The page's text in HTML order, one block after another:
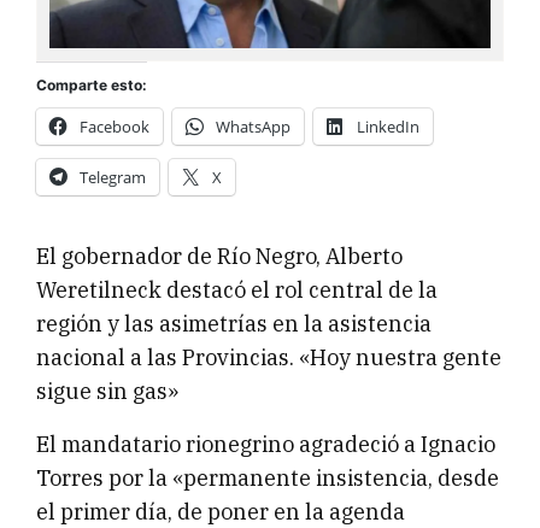
Comparte esto:
Facebook WhatsApp LinkedIn
Telegram X
El gobernador de Río Negro, Alberto
Weretilneck destacó el rol central de la
región y las asimetrías en la asistencia
nacional a las Provincias. «Hoy nuestra gente
sigue sin gas»
El mandatario rionegrino agradeció a Ignacio
Torres por la «permanente insistencia, desde
el primer día, de poner en la agenda